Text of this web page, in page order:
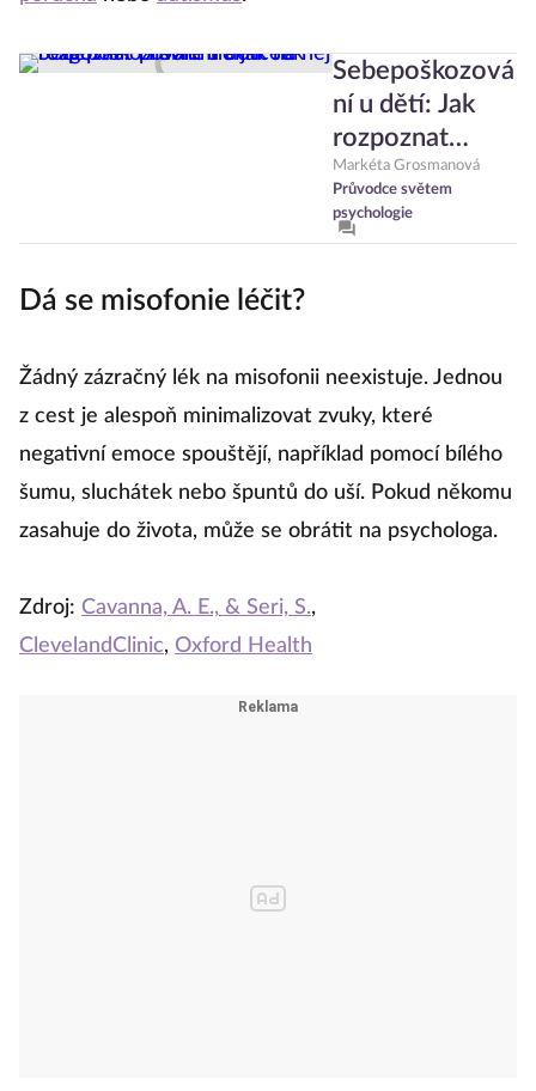
Sebepoškozová
ní u dětí: Jak
rozpoznat
problém a jak
na něj
reagovat?
Markéta Grosmanová
Průvodce světem
psychologie
Dá se misofonie léčit?
Žádný zázračný lék na misofonii neexistuje. Jednou
z cest je alespoň minimalizovat zvuky, které
negativní emoce spouštějí, například pomocí bílého
šumu, sluchátek nebo špuntů do uší. Pokud někomu
zasahuje do života, může se obrátit na psychologa.
Zdroj: Cavanna, A. E., & Seri, S.,
ClevelandClinic, Oxford Health